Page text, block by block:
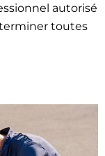
autorisé
toutes